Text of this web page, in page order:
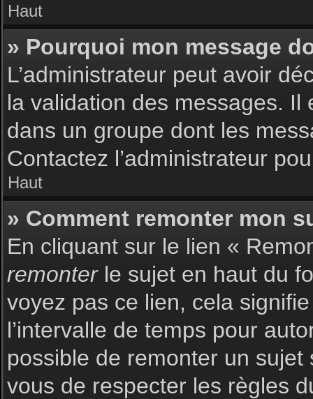
Haut
» Pourquoi mon message
L’administrateur peut avoir
la validation des messages. Il
dans un groupe dont les
Contactez l’administrateur
Haut
» Comment remonter mon
En cliquant sur le lien «
remonterle sujet en haut du
voyez pas ce lien, cela
l’intervalle de temps pour
possible de remonter un
vous de respecter les règles